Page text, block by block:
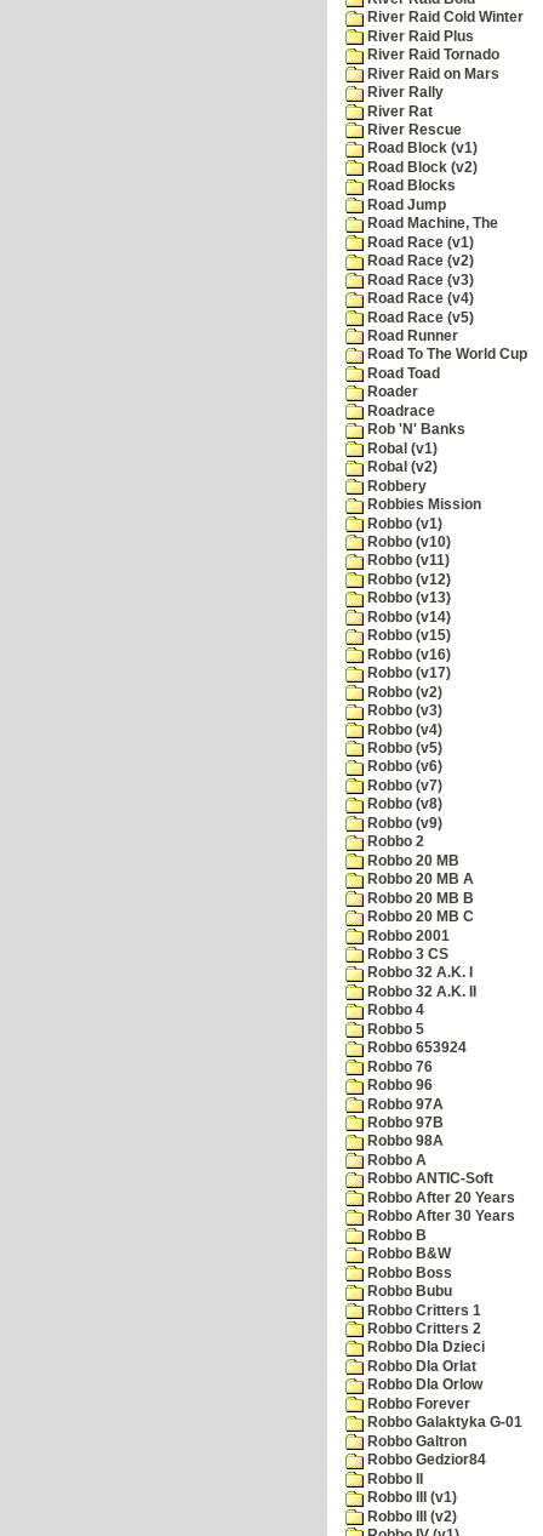
River Raid Cold Winter
River Raid Plus
River Raid Tornado
River Raid on Mars
River Rally
River Rat
River Rescue
Road Block (v1)
Road Block (v2)
Road Blocks
Road Jump
Road Machine, The
Road Race (v1)
Road Race (v2)
Road Race (v3)
Road Race (v4)
Road Race (v5)
Road Runner
Road To The World Cup
Road Toad
Roader
Roadrace
Rob 'N' Banks
Robal (v1)
Robal (v2)
Robbery
Robbies Mission
Robbo (v1)
Robbo (v10)
Robbo (v11)
Robbo (v12)
Robbo (v13)
Robbo (v14)
Robbo (v15)
Robbo (v16)
Robbo (v17)
Robbo (v2)
Robbo (v3)
Robbo (v4)
Robbo (v5)
Robbo (v6)
Robbo (v7)
Robbo (v8)
Robbo (v9)
Robbo 2
Robbo 20 MB
Robbo 20 MB A
Robbo 20 MB B
Robbo 20 MB C
Robbo 2001
Robbo 3 CS
Robbo 32 A.K. I
Robbo 32 A.K. II
Robbo 4
Robbo 5
Robbo 653924
Robbo 76
Robbo 96
Robbo 97A
Robbo 97B
Robbo 98A
Robbo A
Robbo ANTIC-Soft
Robbo After 20 Years
Robbo After 30 Years
Robbo B
Robbo B&W
Robbo Boss
Robbo Bubu
Robbo Critters 1
Robbo Critters 2
Robbo Dla Dzieci
Robbo Dla Orlat
Robbo Dla Orlow
Robbo Forever
Robbo Galaktyka G-01
Robbo Galtron
Robbo Gedzior84
Robbo II
Robbo III (v1)
Robbo III (v2)